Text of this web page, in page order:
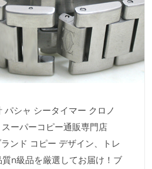
パシャ シータイマー クロノ
ーパーコピー通販専門店
ンド コピー デザイン、トレ
n級品を厳選してお届け！ブ